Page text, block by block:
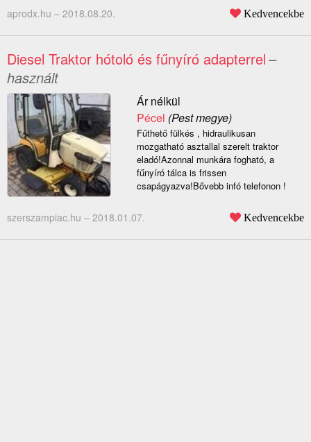
aprodx.hu – 2018.08.20. Kedvencekbe
Diesel Traktor hótoló és fűnyíró adapterrel–
használt
Ár nélkül
Pécel (Pest megye)
Fűthető fülkés , hidraulikusan
mozgatható asztallal szerelt traktor
eladó!Azonnal munkára fogható, a
fűnyíró tálca is frissen
csapágyazva!Bővebb infó telefonon !
szerszampiac.hu – 2018.01.07. Kedvencekbe